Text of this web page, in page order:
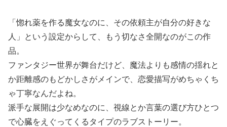
「惚れ薬を作る魔女なのに、その依頼主が自分の好きな
人」という設定からして、もう切なさ全開なのがこの作
品。
ファンタジー世界が舞台だけど、魔法よりも感情の揺れと
か距離感のもどかしさがメインで、恋愛描写がめちゃくち
ゃ丁寧なんだよね。
派手な展開は少なめなのに、視線とか言葉の選び方ひとつ
で心臓をえぐってくるタイプのラブストーリー。